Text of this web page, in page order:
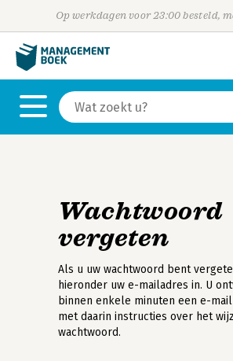
Op werkdagen voor 23:00 besteld,
Wachtwoord
vergeten
Als u uw wachtwoord bent
hieronder uw e-mailadres in. U
binnen enkele minuten een e-
met daarin instructies over het
wachtwoord.